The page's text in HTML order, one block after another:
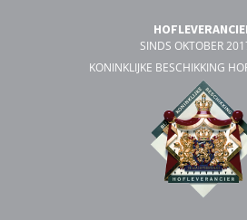
SINDS OKTOBER
KONINKLIJKE BESCHIKKING